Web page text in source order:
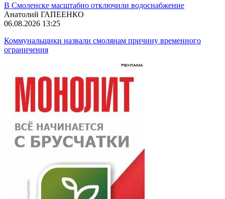
В Смоленске масштабно отключили водоснабжение
Анатолий ГАПЕЕНКО
06.08.2026 13:25
Коммунальщики назвали смолянам причину временного
ограничения